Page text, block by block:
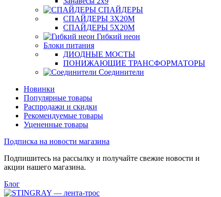
СПАЙДЕРЫ
СПАЙДЕРЫ 3Х20М
СПАЙДЕРЫ 5Х20М
Гибкий неон
Блоки питания
ДИОДНЫЕ МОСТЫ
ПОНИЖАЮЩИЕ ТРАНСФОРМАТОРЫ
Соединители
Новинки
Популярные товары
Распродажи и скидки
Рекомендуемые товары
Уцененные товары
Подписка на новости магазина
Подпишитесь на рассылку и получайте свежие новости и
акции нашего магазина.
Блог